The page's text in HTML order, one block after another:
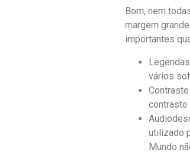
Bom, nem
margem
importantes
vários
contraste
utilizado
Mundo